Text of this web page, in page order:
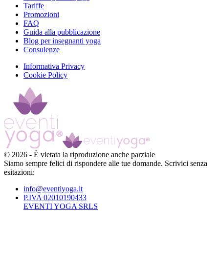
Tariffe
Promozioni
FAQ
Guida alla pubblicazione
Blog per insegnanti yoga
Consulenze
Informativa Privacy
Cookie Policy
© 2026 - È vietata la riproduzione anche parziale
Siamo sempre felici di rispondere alle tue domande. Scrivici senza
esitazioni:
info@eventiyoga.it
P.IVA 02010190433
EVENTI YOGA SRLS